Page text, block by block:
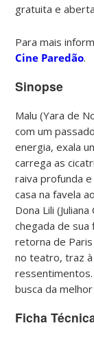
gratuita e
Para mais
Cine Paredão.
Sinopse
Malu (Yara de
com um
energia, exala
carrega as
raiva profunda
casa na favela
Dona Lili
chegada de sua
retorna de
no teatro, traz
busca da
Ficha